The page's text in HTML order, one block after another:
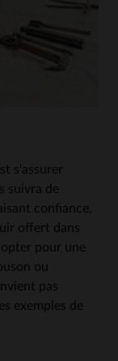
s'assurer
suivra de
confiance,
offert dans
pour une
ou
pas
exemples de